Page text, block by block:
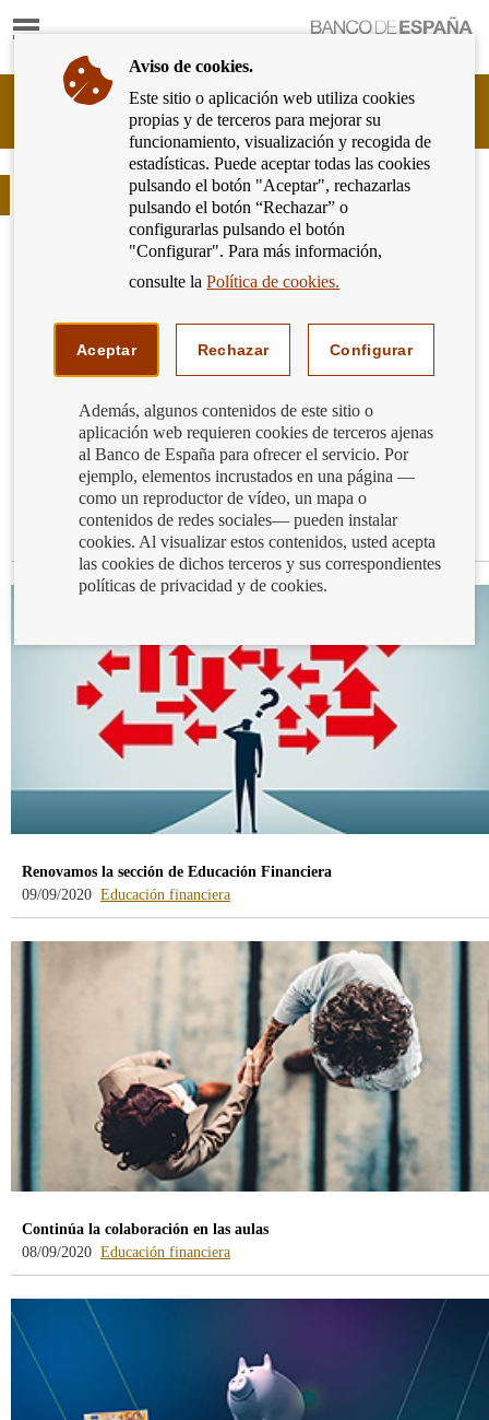
Mostrar
Ir
página
de
inicio
del
Banco
de
España
Cliente
Bancario
Banco
España
Eurosistema,
Finanzas para todos cambia de imagen
16/09/2020Educación financiera -
blog
-
/webcb/Blog/EducacionFinanciera
Renovamos la sección de Educación Financiera
09/09/2020 Educación financiera-
blog
/webcb/Blog/EducacionFinanciera
Continúa la colaboración en las aulas
08/09/2020 Educación financiera-
blog
Aviso de cookies.
Este sitio o aplicación web utiliza cookies
propias y de terceros para mejorar su
funcionamiento, visualización y recogida de
estadísticas. Puede aceptar todas las cookies
pulsando el botón "Aceptar", rechazarlas
pulsando el botón “Rechazar” o
configurarlas pulsando el botón
"Configurar". Para más información,
consulte laPolítica de cookies.
Aceptar Rechazar Configurar
Además, algunos contenidos de este sitio o
aplicación web requieren cookies de terceros ajenas
al Banco de España para ofrecer el servicio. Por
ejemplo, elementos incrustados en una página —
como un reproductor de vídeo, un mapa o
contenidos de redes sociales— pueden instalar
cookies. Al visualizar estos contenidos, usted acepta
las cookies de dichos terceros y sus correspondientes
políticas de privacidad y de cookies.